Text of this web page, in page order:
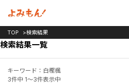
TOP 検索結果
検索結果一覧
キーワード：白樫楓
3件中 1～3件表示中